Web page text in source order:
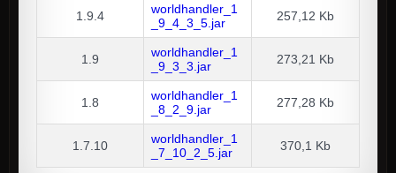
1.9.4
worldhandler_1
_9_4_3_5.jar
257,12 Kb
1.9
worldhandler_1
_9_3_3.jar
273,21 Kb
1.8
worldhandler_1
_8_2_9.jar
277,28 Kb
1.7.10
worldhandler_1
_7_10_2_5.jar
370,1 Kb